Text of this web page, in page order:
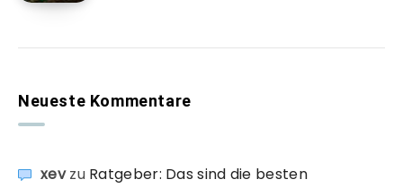
Neueste Kommentare
xevzu Ratgeber: Das sind die besten